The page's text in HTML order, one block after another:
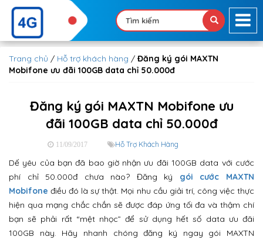
Trang chủ / Hỗ trợ khách hàng / Đăng ký gói MAXTN
Mobifone ưu đãi 100GB data chỉ 50.000đ
Đăng ký gói MAXTN Mobifone ưu
đãi 100GB data chỉ 50.000đ
11/09/2017 Hỗ Trợ Khách Hàng
Dế yêu của bạn đã bao giờ nhận ưu đãi 100GB data với cước
phí chỉ 50.000đ chưa nào? Đăng ký gói cước MAXTN
Mobifone điều đó là sự thật. Mọi nhu cầu giải trí, công việc thực
hiện qua mạng chắc chắn sẽ được đáp ứng tối đa và thậm chí
bạn sẽ phải rất “mệt nhọc” để sử dụng hết số data ưu đãi
100GB này. Hãy nhanh chóng đăng ký ngay gói MAXTN